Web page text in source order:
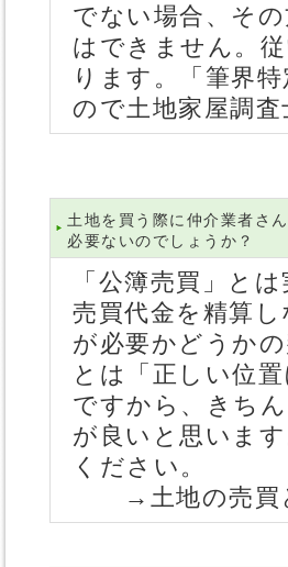
でない場合、そ
はできません。
ります。「筆界
ので土地家屋調
土地を買う際に仲介業者さ
必要ないのでしょうか？
「公簿売買」と
売買代金を精算
が必要かどうか
とは「正しい位
ですから、きち
が良いと思いま
ください。
→土地の売買